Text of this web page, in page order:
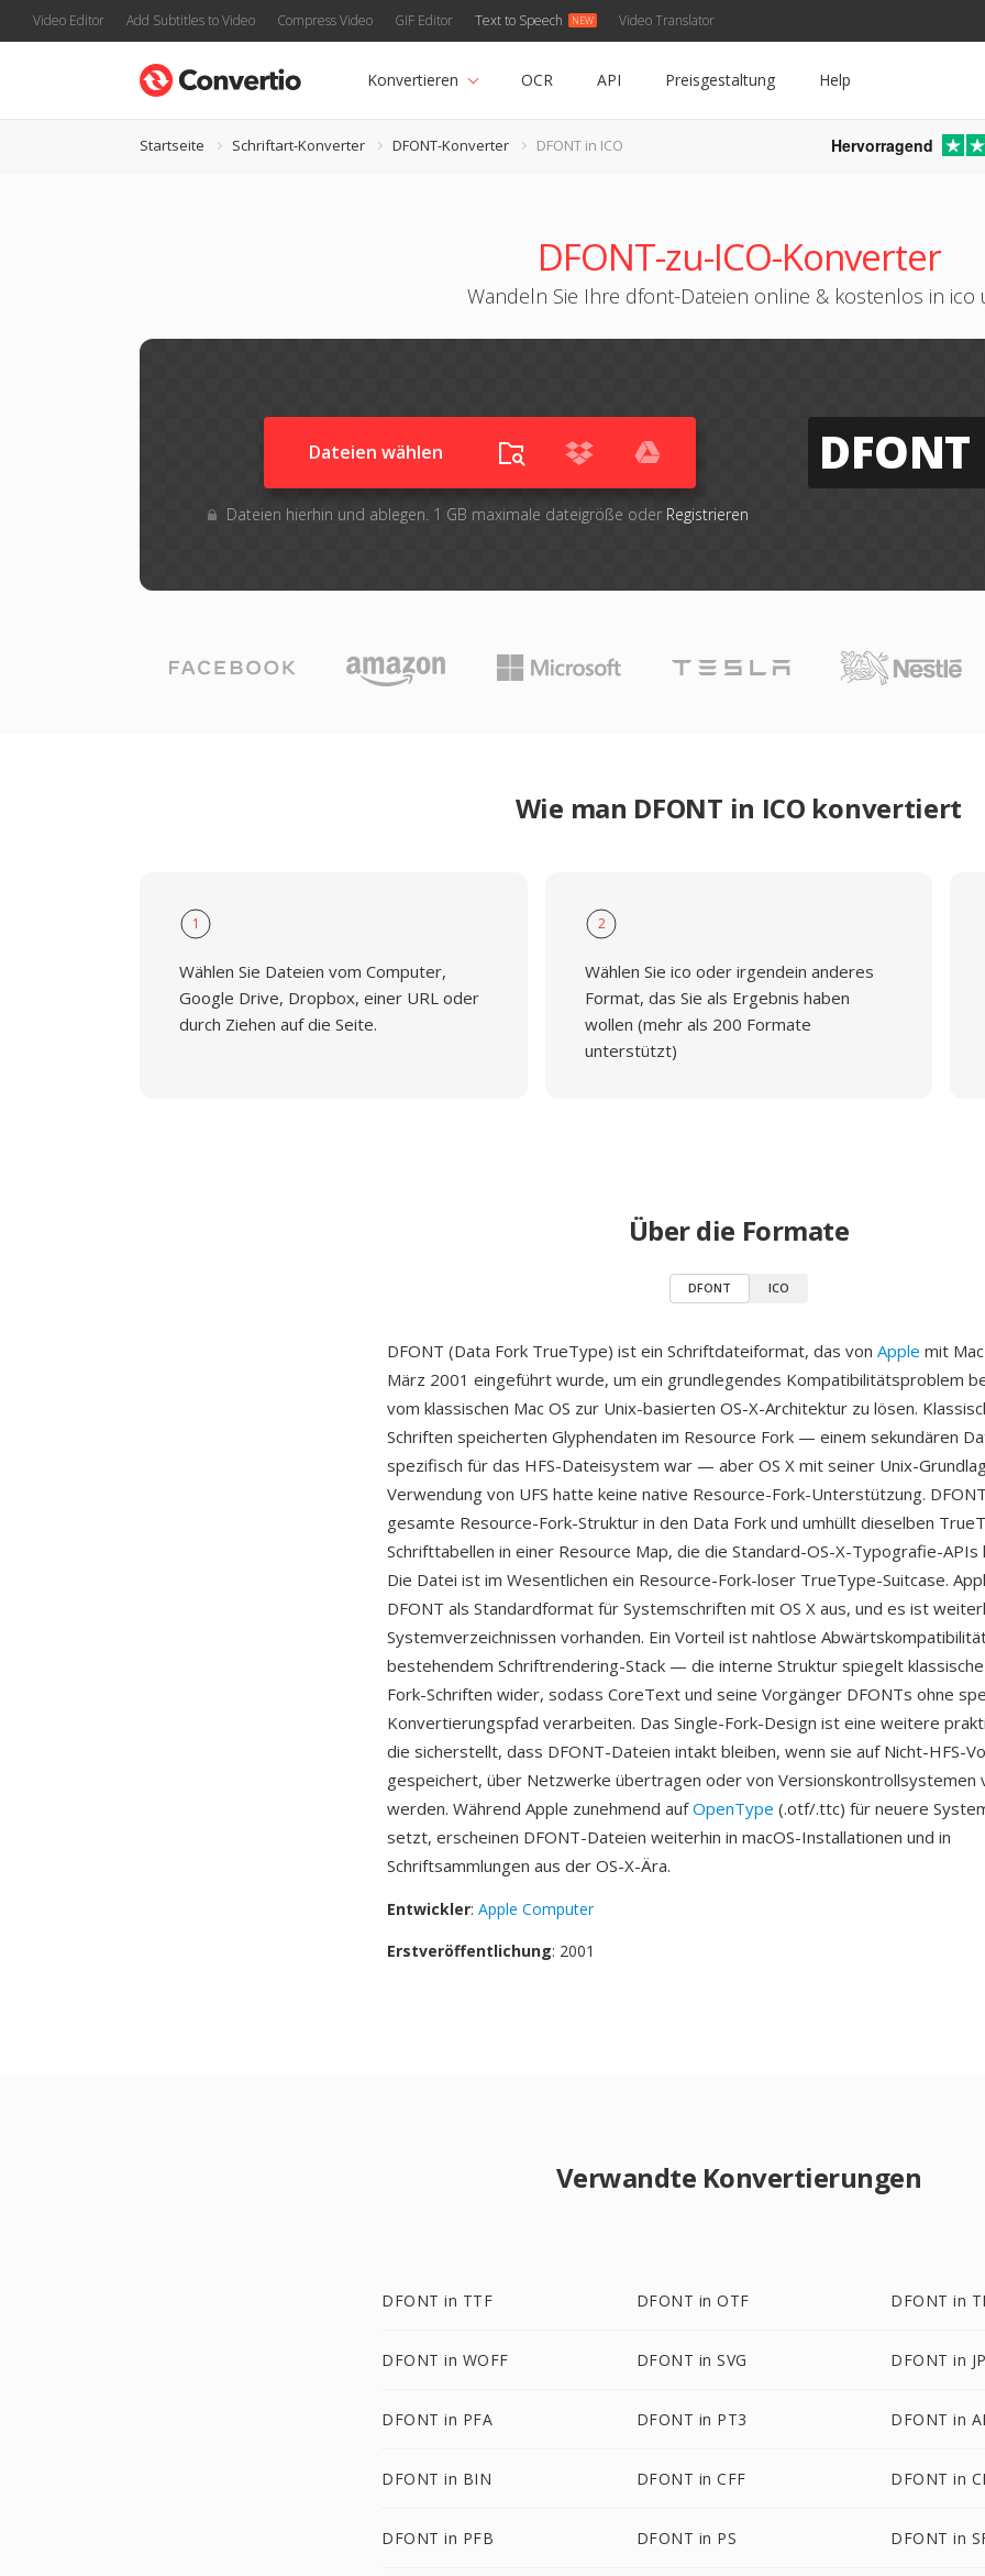
Video Editor Add Subtitles to Video Compress Video GIF Editor Text to Speech Video Translator
Konvertieren OCR API Preisgestaltung Help
Startseite Schriftart-Konverter DFONT-Konverter DFONT in ICO Hervorragend
DFONT-zu-ICO-Konverter
Wandeln Sie Ihre dfont-Dateien online & kostenlos in ico
Dateien wählen
Dateien hierhin und ablegen. 1 GB maximale dateigröße oder Registrieren
DFONT
Wie man DFONT in ICO konvertiert
1
Wählen Sie Dateien vom Computer,
Google Drive, Dropbox, einer URL oder
durch Ziehen auf die Seite.
2
Wählen Sie ico oder irgendein anderes
Format, das Sie als Ergebnis haben
wollen (mehr als 200 Formate
unterstützt)
Über die Formate
DFONT ICO
DFONT (Data Fork TrueType) ist ein Schriftdateiformat, das von Apple mit
März 2001 eingeführt wurde, um ein grundlegendes Kompatibilitätsproblem
vom klassischen Mac OS zur Unix-basierten OS-X-Architektur zu lösen.
Schriften speicherten Glyphendaten im Resource Fork — einem sekundären
spezifisch für das HFS-Dateisystem war — aber OS X mit seiner Unix-
Verwendung von UFS hatte keine native Resource-Fork-Unterstützung.
gesamte Resource-Fork-Struktur in den Data Fork und umhüllt dieselben
Schrifttabellen in einer Resource Map, die die Standard-OS-X-Typografie-APIs
Die Datei ist im Wesentlichen ein Resource-Fork-loser TrueType-Suitcase.
DFONT als Standardformat für Systemschriften mit OS X aus, und es ist
Systemverzeichnissen vorhanden. Ein Vorteil ist nahtlose
bestehendem Schriftrendering-Stack — die interne Struktur spiegelt
Fork-Schriften wider, sodass CoreText und seine Vorgänger DFONTs ohne
Konvertierungspfad verarbeiten. Das Single-Fork-Design ist eine weitere
die sicherstellt, dass DFONT-Dateien intakt bleiben, wenn sie auf Nicht-HFS-
gespeichert, über Netzwerke übertragen oder von Versionskontrollsystemen
werden. Während Apple zunehmend aufOpenType (.otf/.ttc) für neuere
setzt, erscheinen DFONT-Dateien weiterhin in macOS-Installationen und in
Schriftsammlungen aus der OS-X-Ära.
Entwickler: Apple Computer
Erstveröffentlichung: 2001
Verwandte Konvertierungen
DFONT in TTF DFONT in OTF DFONT in
DFONT in WOFF DFONT in SVG DFONT in
DFONT in PFA DFONT in PT3 DFONT in
DFONT in BIN DFONT in CFF DFONT in
DFONT in PFB DFONT in PS DFONT in